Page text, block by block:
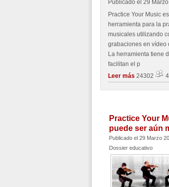
Publicado el 29
Practice Your Music
herramienta para la
musicales utilizando
grabaciones en vídeo
La herramienta tiene
facilitan el p
Leer más 24302 4
Practice Your
puede ser aún
Publicado el 29 Marzo
Dossier educativo